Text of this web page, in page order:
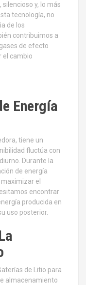
silencioso y, lo más
tecnología, no
de los
contribuimos a
de efecto
el cambio
Energía
tiene un
fluctúa con
Durante la
de energía
el
encontrar
producida en
uso posterior.
de Litio para
almacenamiento